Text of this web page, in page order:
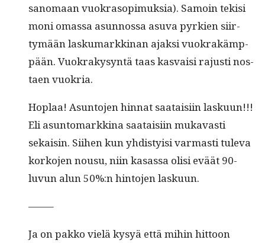
sanomaan vuokra­sopimuk­sia). Samoin tek­isi
moni omas­sa asun­nos­sa asu­va pyrkien siir­
tymään lasku­markki­nan ajak­si vuokrakämp­
pään. Vuokrakysyn­tä taas kas­vaisi rajusti nos­
taen vuokria.
Hoplaa! Asun­to­jen hin­nat saataisi­in lasku­un!!!
Eli asun­tomarkki­na saataisi­in mukavasti
sekaisin. Siihen kun yhdis­ty­isi var­masti tule­va
korko­jen nousu, niin kasas­sa olisi eväät 90-
luvun alun 50%:n hin­to­jen laskuun.
——–
Ja on pakko vielä kysyä että mihin hit­toon